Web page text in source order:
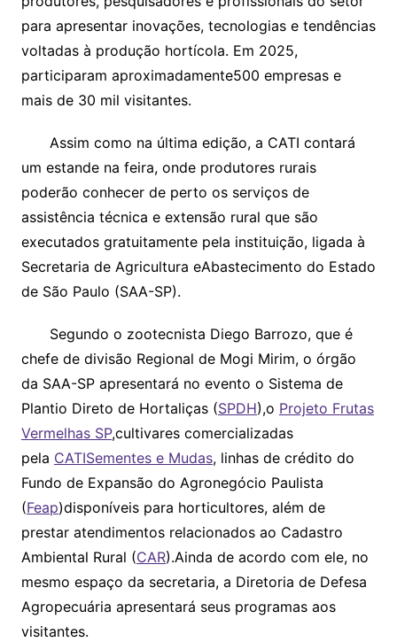
para apresentar inovações, tecnologias e tendências
voltadas à produção hortícola. Em 2025,
participaram aproximadamente500 empresas e
mais de 30 mil visitantes.
Assim como na última edição, a CATI contará
um estande na feira, onde produtores rurais
poderão conhecer de perto os serviços de
assistência técnica e extensão rural que são
executados gratuitamente pela instituição, ligada à
Secretaria de Agricultura eAbastecimento do Estado
de São Paulo (SAA-SP).
Segundo o zootecnista Diego Barrozo, que é
chefe de divisão Regional de Mogi Mirim, o órgão
da SAA-SP apresentará no evento o Sistema de
Plantio Direto de Hortaliças (SPDH),o Projeto Frutas
Vermelhas SP,cultivares comercializadas
pela CATISementes e Mudas, linhas de crédito do
Fundo de Expansão do Agronegócio Paulista
(Feap)disponíveis para horticultores, além de
prestar atendimentos relacionados ao Cadastro
Ambiental Rural (CAR).Ainda de acordo com ele, no
mesmo espaço da secretaria, a Diretoria de Defesa
Agropecuária apresentará seus programas aos
visitantes.